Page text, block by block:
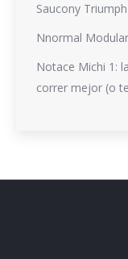
Saucony
Nnormal
Notace Michi 1:
correr mejor (o